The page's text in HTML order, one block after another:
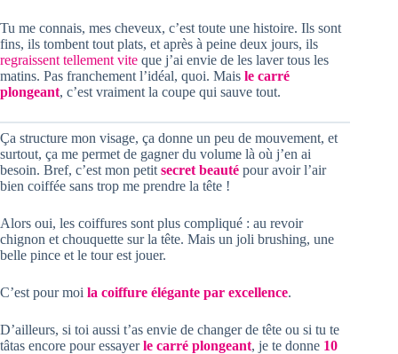
Tu me connais, mes cheveux, c’est toute une histoire. Ils sont
fins, ils tombent tout plats, et après à peine deux jours, ils
regraissent tellement vite que j’ai envie de les laver tous les
matins. Pas franchement l’idéal, quoi. Mais le carré
plongeant, c’est vraiment la coupe qui sauve tout.
Ça structure mon visage, ça donne un peu de mouvement, et
surtout, ça me permet de gagner du volume là où j’en ai
besoin. Bref, c’est mon petit secret beauté pour avoir l’air
bien coiffée sans trop me prendre la tête !
Alors oui, les coiffures sont plus compliqué : au revoir
chignon et chouquette sur la tête. Mais un joli brushing, une
belle pince et le tour est jouer.
C’est pour moi la coiffure élégante par excellence.
D’ailleurs, si toi aussi t’as envie de changer de tête ou si tu te
tâtas encore pour essayerle carré plongeant, je te donne 10